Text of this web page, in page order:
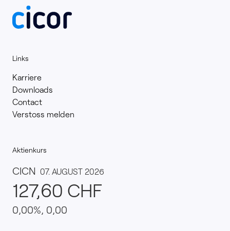
Links
Karriere
Downloads
Contact
Verstoss melden
Aktienkurs